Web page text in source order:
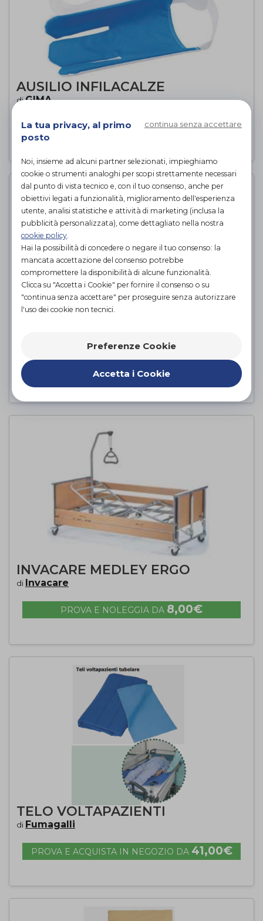
AUSILIO INFILACALZE
diGIMA
PROVA E ACQUISTA IN NEGOZIO DA15,20€
PROVA E NOLEGGIA DA
INVACARE MEDLEY ERGO
di Invacare
PROVA E NOLEGGIA DA 8,00€
TELO VOLTAPAZIENTI
di Fumagalli
PROVA E ACQUISTA IN NEGOZIO DA 41,00€
La tua privacy, al primo
posto
continua senza accettare
Noi, insieme ad alcuni partner selezionati, impieghiamo
cookie o strumenti analoghi per scopi strettamente necessari
dal punto di vista tecnico e, con il tuo consenso, anche per
obiettivi legati a funzionalità, miglioramento dell'esperienza
utente, analisi statistiche e attività di marketing (inclusa la
pubblicità personalizzata), come dettagliato nella nostra
cookie policy.
Hai la possibilità di concedere o negare il tuo consenso: la
mancata accettazione del consenso potrebbe
compromettere la disponibilità di alcune funzionalità.
Clicca su "Accetta i Cookie" per fornire il consenso o su
"continua senza accettare" per proseguire senza autorizzare
l'uso dei cookie non tecnici.
Preferenze Cookie
Accetta i Cookie